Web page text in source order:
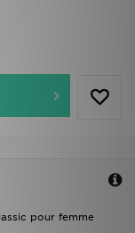
pour femme